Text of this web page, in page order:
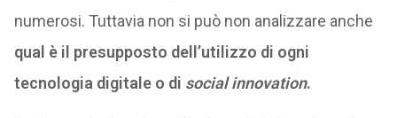
numerosi. Tuttavia non si può non analizzare anche
qual è il presupposto dell’utilizzo di ogni
tecnologia digitale o di social innovation.